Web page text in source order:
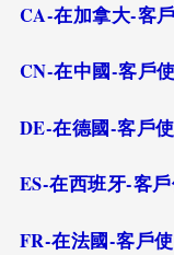
CA-在加拿大-客
CN-在中國-客戶
DE-在德國-客戶
ES-在西班牙-客
FR-在法國-客戶